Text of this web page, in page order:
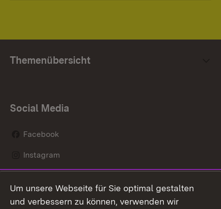
Themenübersicht
Social Media
Facebook
Instagram
Mastodon
Um unsere Webseite für Sie optimal gestalten
und verbessern zu können, verwenden wir